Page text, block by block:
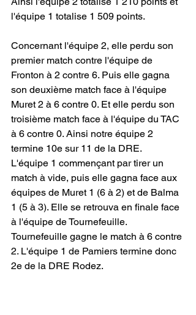
l'équipe 1 totalise 1 509 points.
Concernant l'équipe 2, elle perdu son
premier match contre l'équipe de
Fronton à 2 contre 6. Puis elle gagna
son deuxième match face à l'équipe
Muret 2 à 6 contre 0. Et elle perdu son
troisième match face à l'équipe du TAC
à 6 contre 0. Ainsi notre équipe 2
termine 10e sur 11 de la DRE.
L'équipe 1 commençant par tirer un
match à vide, puis elle gagna face aux
équipes de Muret 1 (6 à 2) et de Balma
1 (5 à 3). Elle se retrouva en finale face
à l'équipe de Tournefeuille.
Tournefeuille gagne le match à 6 contre
2. L'équipe 1 de Pamiers termine donc
2e de la DRE Rodez.